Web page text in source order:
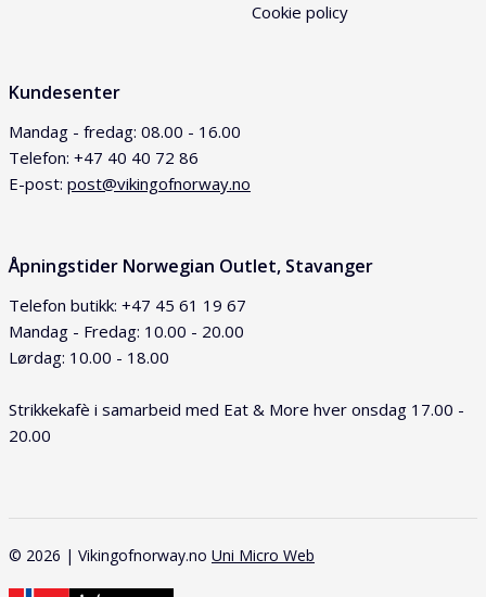
Cookie policy
Kundesenter
Mandag - fredag: 08.00 - 16.00
Telefon: +47 40 40 72 86
E-post: post@vikingofnorway.no
Åpningstider Norwegian Outlet, Stavanger
Telefon butikk: +47 45 61 19 67
Mandag - Fredag: 10.00 - 20.00
Lørdag: 10.00 - 18.00
Strikkekafè i samarbeid med Eat & More hver onsdag 17.00 -
20.00
© 2026 | Vikingofnorway.no Uni Micro Web